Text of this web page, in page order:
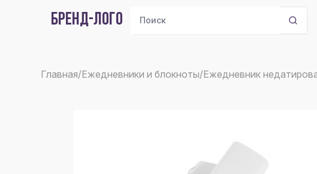
БРЕНД-ЛОГО
Главная/Ежедневники и блокноты/Ежедневник